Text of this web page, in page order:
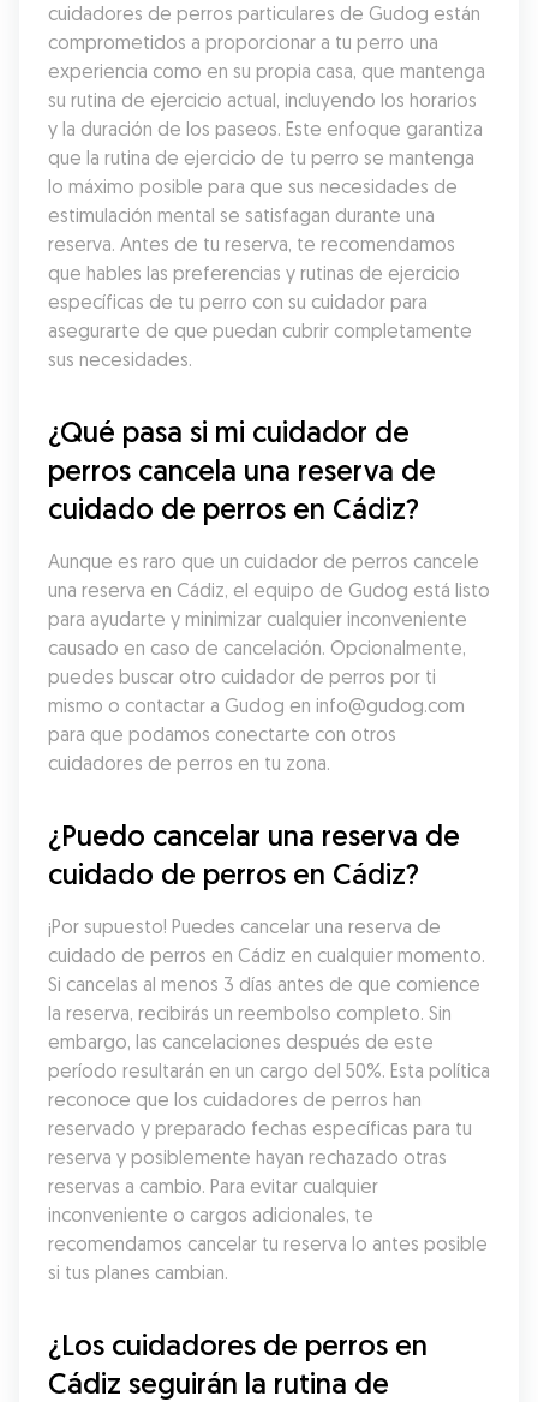
cuidadores de perros particulares de Gudog están
comprometidos a proporcionar a tu perro una
experiencia como en su propia casa, que mantenga
su rutina de ejercicio actual, incluyendo los horarios
y la duración de los paseos. Este enfoque garantiza
que la rutina de ejercicio de tu perro se mantenga
lo máximo posible para que sus necesidades de
estimulación mental se satisfagan durante una
reserva. Antes de tu reserva, te recomendamos
que hables las preferencias y rutinas de ejercicio
específicas de tu perro con su cuidador para
asegurarte de que puedan cubrir completamente
sus necesidades.
¿Qué pasa si mi cuidador de
perros cancela una reserva de
cuidado de perros en Cádiz?
Aunque es raro que un cuidador de perros cancele
una reserva en Cádiz, el equipo de Gudog está listo
para ayudarte y minimizar cualquier inconveniente
causado en caso de cancelación. Opcionalmente,
puedes buscar otro cuidador de perros por ti
mismo o contactar a Gudog en info@gudog.com
para que podamos conectarte con otros
cuidadores de perros en tu zona.
¿Puedo cancelar una reserva de
cuidado de perros en Cádiz?
¡Por supuesto! Puedes cancelar una reserva de
cuidado de perros en Cádiz en cualquier momento.
Si cancelas al menos 3 días antes de que comience
la reserva, recibirás un reembolso completo. Sin
embargo, las cancelaciones después de este
período resultarán en un cargo del 50%. Esta política
reconoce que los cuidadores de perros han
reservado y preparado fechas específicas para tu
reserva y posiblemente hayan rechazado otras
reservas a cambio. Para evitar cualquier
inconveniente o cargos adicionales, te
recomendamos cancelar tu reserva lo antes posible
si tus planes cambian.
¿Los cuidadores de perros en
Cádiz seguirán la rutina de